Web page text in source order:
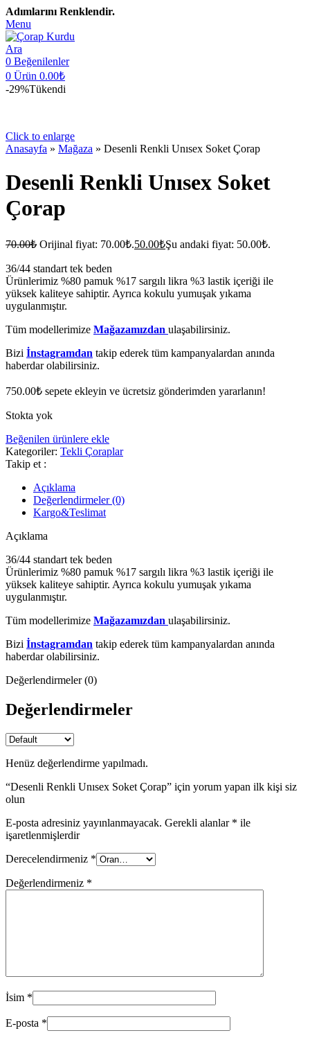
Adımlarını Renklendir.
Menu
Ara
0 Beğenilenler
0 Ürün 0.00₺
-29%Tükendi
Click to enlarge
Anasayfa » Mağaza » Desenli Renkli Unısex Soket Çorap
Desenli Renkli Unısex Soket
Çorap
70.00₺ Orijinal fiyat: 70.00₺.50.00₺Şu andaki fiyat: 50.00₺.
36/44 standart tek beden
Ürünlerimiz %80 pamuk %17 sargılı likra %3 lastik içeriği ile
yüksek kaliteye sahiptir. Ayrıca kokulu yumuşak yıkama
uygulanmıştır.
Tüm modellerimize Mağazamızdan ulaşabilirsiniz.
Bizi İnstagramdan takip ederek tüm kampanyalardan anında
haberdar olabilirsiniz.
750.00₺ sepete ekleyin ve ücretsiz gönderimden yararlanın!
Stokta yok
Beğenilen ürünlere ekle
Kategoriler: Tekli Çoraplar
Takip et :
Açıklama
Değerlendirmeler (0)
Kargo&Teslimat
Açıklama
36/44 standart tek beden
Ürünlerimiz %80 pamuk %17 sargılı likra %3 lastik içeriği ile
yüksek kaliteye sahiptir. Ayrıca kokulu yumuşak yıkama
uygulanmıştır.
Tüm modellerimize Mağazamızdan ulaşabilirsiniz.
Bizi İnstagramdan takip ederek tüm kampanyalardan anında
haberdar olabilirsiniz.
Değerlendirmeler (0)
Değerlendirmeler
Henüz değerlendirme yapılmadı.
“Desenli Renkli Unısex Soket Çorap” için yorum yapan ilk kişi siz
olun
E-posta adresiniz yayınlanmayacak. Gerekli alanlar * ile
işaretlenmişlerdir
Derecelendirmeniz *
Değerlendirmeniz *
İsim *
E-posta *